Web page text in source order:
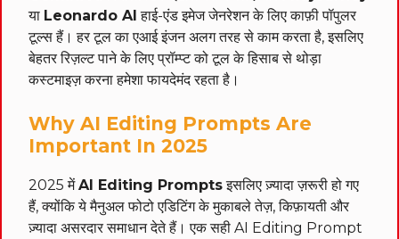
या Leonardo AI हाई-एंड इमेज जेनरेशन के लिए काफ़ी पॉपुलर
टूल्स हैं। हर टूल का एआई इंजन अलग तरह से काम करता है, इसलिए
बेहतर रिज़ल्ट पाने के लिए प्रॉम्प्ट को टूल के हिसाब से थोड़ा
कस्टमाइज़ करना हमेशा फायदेमंद रहता है।
Why AI Editing Prompts Are
Important In 2025
2025 मेंAI Editing Promptsइसलिए ज़्यादा ज़रूरी हो गए
हैं, क्योंकि ये मैनुअल फोटो एडिटिंग के मुकाबले तेज़, किफ़ायती और
ज़्यादा असरदार समाधान देते हैं। एक सही AI Editing Prompt